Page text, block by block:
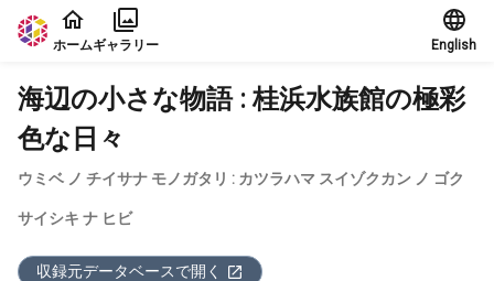
本文に飛ぶ
ホームギャラリー English
海辺の小さな物語 : 桂浜水族館の極彩
色な日々
ウミベ ノ チイサナ モノガタリ : カツラハマ スイゾクカン ノ ゴク
サイシキ ナ ヒビ
収録元データベースで開く